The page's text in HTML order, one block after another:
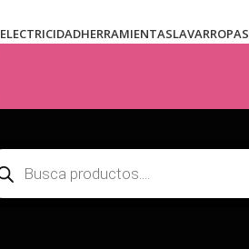
ELECTRICIDADHERRAMIENTASLAVARROPAS